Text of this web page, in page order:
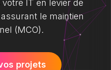
IT en levier de
le maintien
(MCO).
projets